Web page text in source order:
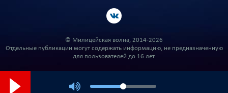
© Милицейская волна, 2014-2026
Отдельные публикации могут содержать информацию, не предназначенную
для пользователей до 16 лет.